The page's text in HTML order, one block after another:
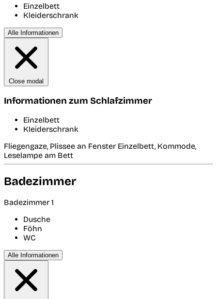
Einzelbett
Kleiderschrank
Alle Informationen
Close modal
Informationen zum Schlafzimmer
Einzelbett
Kleiderschrank
Fliegengaze, Plissee an Fenster Einzelbett, Kommode,
Leselampe am Bett
Badezimmer
Badezimmer 1
Dusche
Föhn
WC
Alle Informationen